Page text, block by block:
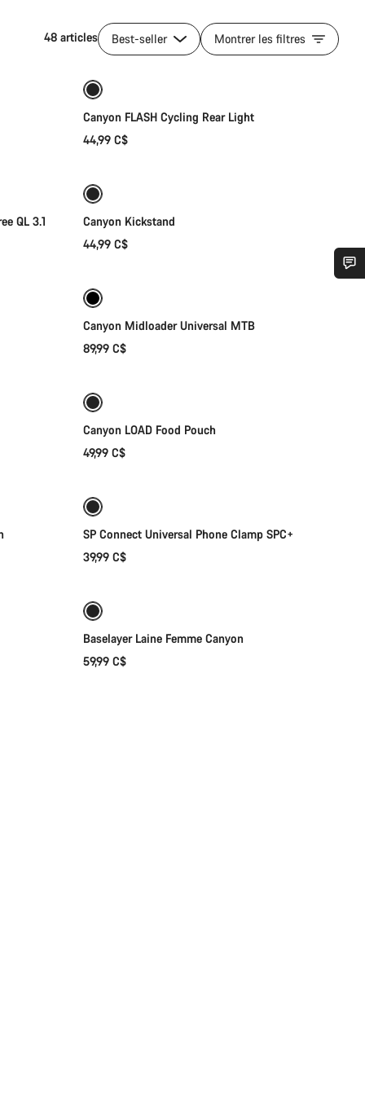
48 articles Best-seller Montrer les filtres
Ajouter au panier
Canyon FLASH Cycling Rear Light
44,99 C$
QL 3.1
Canyon Kickstand
44,99 C$
Canyon Midloader Universal MTB
89,99 C$
Canyon LOAD Food Pouch
49,99 C$
SP Connect Universal Phone Clamp SPC+
39,99 C$
Baselayer Laine Femme Canyon
59,99 C$
du service client vous attendent pour répondre à vos questions.
Fermer